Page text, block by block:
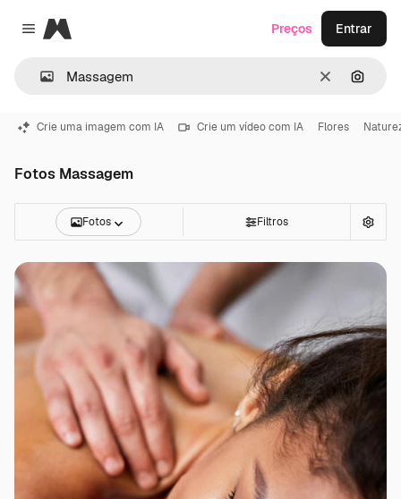
Close menu
Magnific
Limpar
Preços Entrar
Crie uma imagem com IA Crie um vídeo com IA Flores
Fotos Massagem
Fotos Filtros